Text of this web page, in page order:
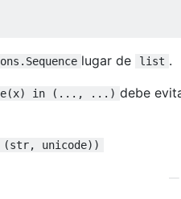
lugar de list .
in (..., ...) debe
unicode))